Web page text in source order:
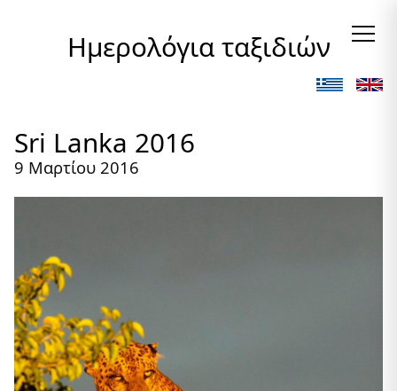
Ημερολόγια ταξιδιών
Sri Lanka 2016
9 Μαρτίου 2016